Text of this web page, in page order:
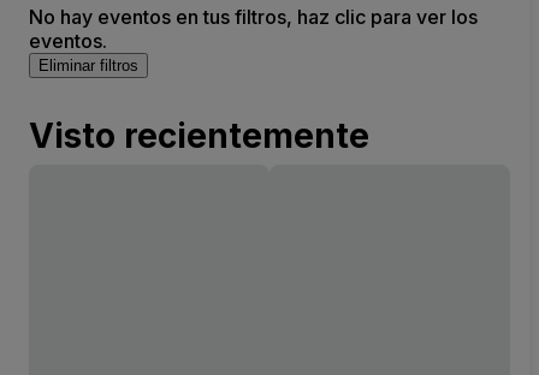
No hay eventos en tus filtros, haz clic para ver los
eventos.
Eliminar filtros
Visto recientemente